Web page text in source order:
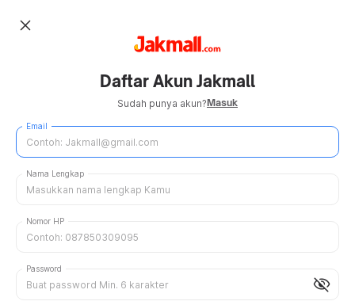
close
Daftar Akun Jakmall
Sudah punya akun?Masuk
Email
Nama Lengkap
Nomor HP
visibility_off
Password